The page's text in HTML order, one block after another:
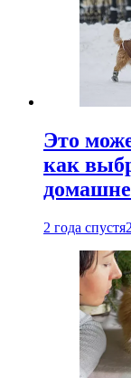
Это
как
2 года спустя